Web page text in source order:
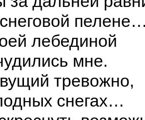
лебединой
мне.
тревожно,
снегах…